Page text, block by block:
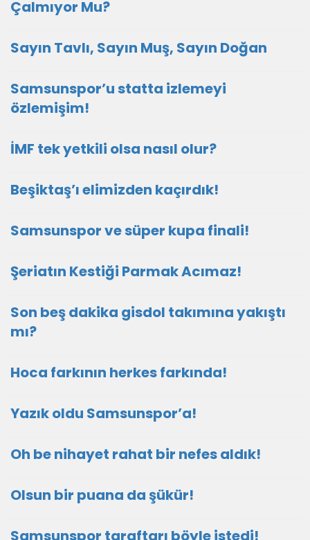
Çalmıyor Mu?
Sayın Tavlı, Sayın Muş, Sayın Doğan
Samsunspor’u statta izlemeyi
özlemişim!
İMF tek yetkili olsa nasıl olur?
Beşiktaş’ı elimizden kaçırdık!
Samsunspor ve süper kupa finali!
Şeriatın Kestiği Parmak Acımaz!
Son beş dakika gisdol takımına yakıştı
mı?
Hoca farkının herkes farkında!
Yazık oldu Samsunspor’a!
Oh be nihayet rahat bir nefes aldık!
Olsun bir puana da şükür!
Samsunspor taraftarı böyle istedi!